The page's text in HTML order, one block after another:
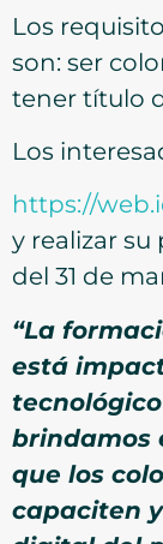
Los
son: ser
tener título
Los
https://
y realizar
del 31 de
“La
está
brindamos
que los
capaciten